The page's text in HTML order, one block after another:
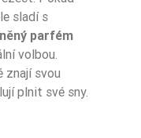
sladí s
parfém
volbou.
znají svou
plnit své sny.